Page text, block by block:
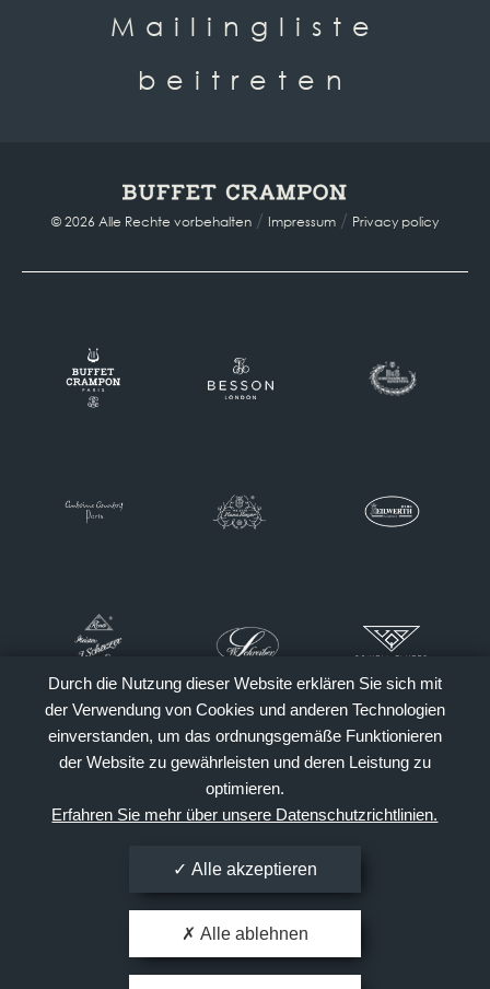
Mailingliste
beitreten
© 2026 Alle Rechte vorbehalten / Impressum / Privacy policy
Durch die Nutzung dieser Website erklären Sie sich mit
der Verwendung von Cookies und anderen Technologien
einverstanden, um das ordnungsgemäße Funktionieren
der Website zu gewährleisten und deren Leistung zu
optimieren.
Erfahren Sie mehr über unsere Datenschutzrichtlinien.
Alle akzeptieren
Alle ablehnen